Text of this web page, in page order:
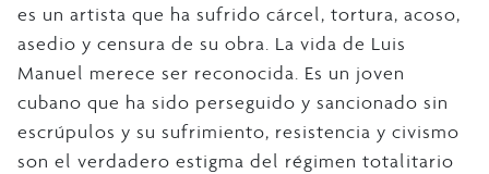
es un artista que ha sufrido cárcel, tortura, acoso,
asedio y censura de su obra. La vida de Luis
Manuel merece ser reconocida. Es un joven
cubano que ha sido perseguido y sancionado sin
escrúpulos y su sufrimiento, resistencia y civismo
son el verdadero estigma del régimen totalitario